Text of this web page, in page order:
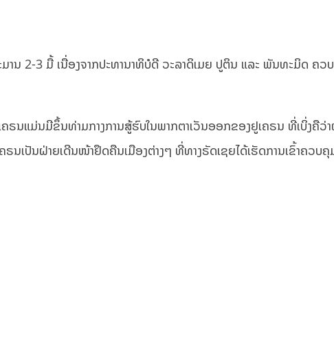
ານ 2-3 ມື້ ເນື່ອງຈາກປະທານາທິບໍດີ ວະລາດິເມຍ ປູຕິນ ແລະ ພັນທະມິດ ຄວ
ນແມ່ນມີຂຶ້ນທ່າມກາງການສູ້ຮົບໃນພາກຕາເວັນອອກຂອງຢູເຄຣນ ທີ່ເບິ່ງຄືວ່
ຣນເປັນຝ່າຍເດີນໜ້າຢຶດຄືນເມືອງຕ່າງໆ ທີ່ທາງຣັດເຊຍໄດ້ເຮັດການເຂົ້າຄວບ